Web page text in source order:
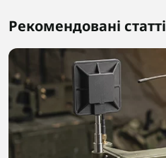
Рекомендовані статті